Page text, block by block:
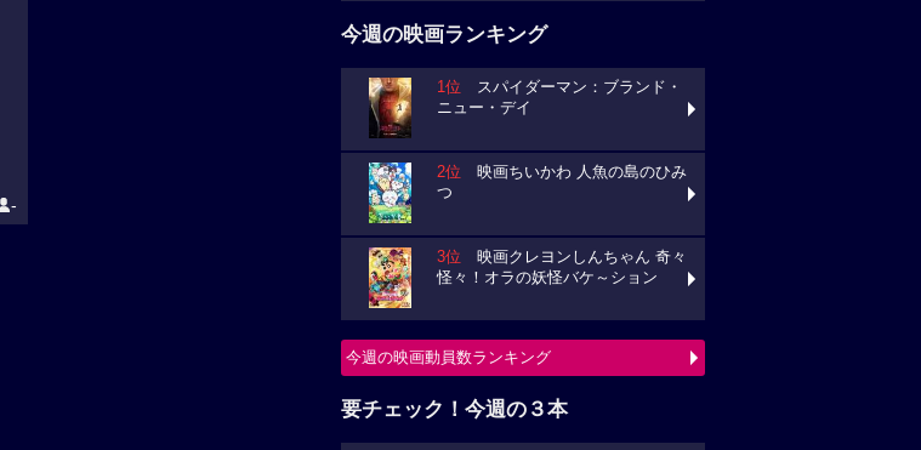
-
今週の映画ランキング
1位 スパイダーマン：ブランド・
ニュー・デイ
2位 映画ちいかわ 人魚の島のひみ
つ
3位 映画クレヨンしんちゃん 奇々
怪々！オラの妖怪バケ～ション
今週の映画動員数ランキング
要チェック！今週の３本